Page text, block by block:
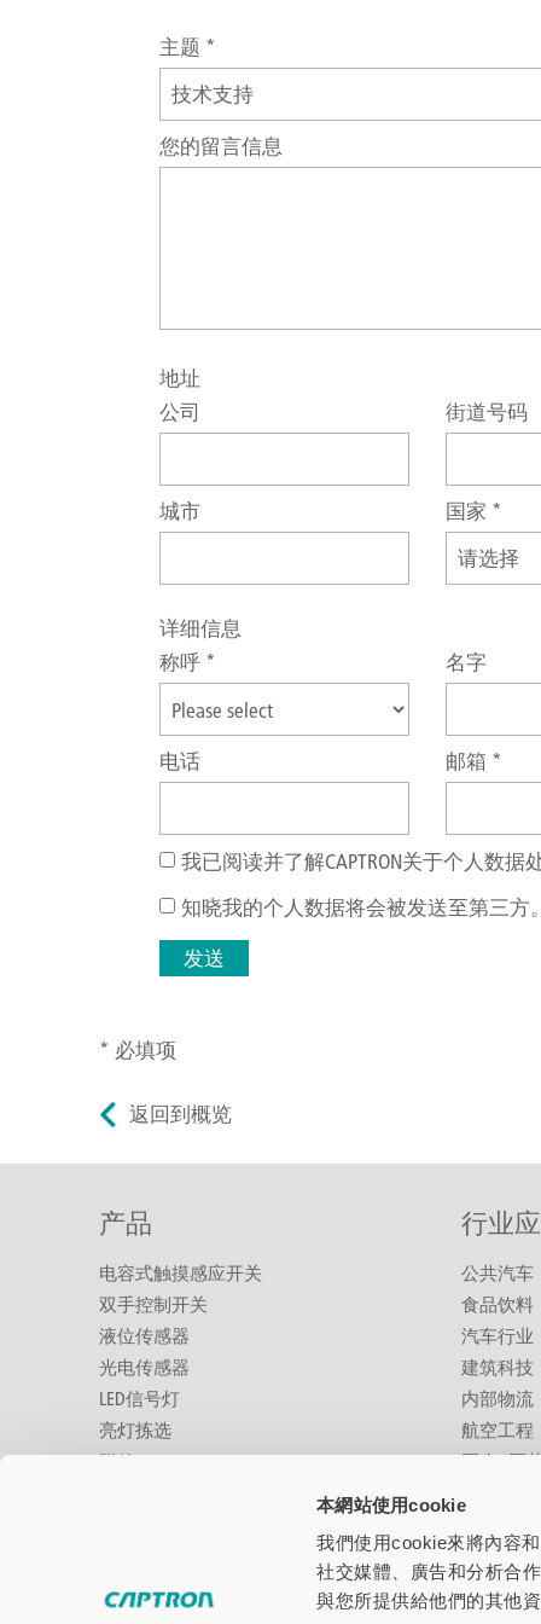
本網站使用cookie
我們使用cookie來將內容
社交媒體、廣告和分析合
與您所提供給他們的其他
主题 *
您的留言信息
地址
公司
街道号码
城市 国家 *
详细信息
称呼 * 名字
电话 邮箱 *
我已阅读并了解CAPTRON关于个人数据
知晓我的个人数据将会被发送至第三
发送
* 必填项
返回到概览
产品
电容式触摸感应开关
双手控制开关
液位传感器
光电传感器
LED信号灯
亮灯拣选
附件
行业
公共汽车
食品饮料
汽车行业
建筑科技
内部物流
航空工程
医疗&医
机器人
设备和机